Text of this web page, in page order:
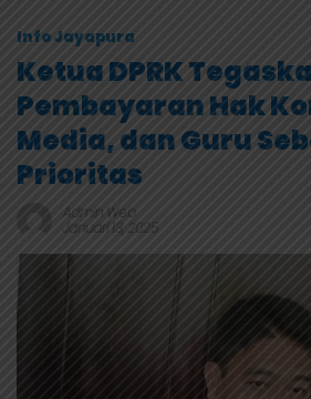
Info Jayapura
Ketua DPRK
Pembayaran Hak
Media, dan Guru
Prioritas
Admin Web
Januari 13, 2025